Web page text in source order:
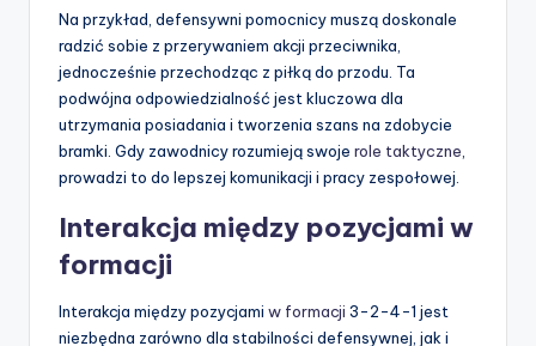
Na przykład, defensywni pomocnicy muszą doskonale
radzić sobie z przerywaniem akcji przeciwnika,
jednocześnie przechodząc z piłką do przodu. Ta
podwójna odpowiedzialność jest kluczowa dla
utrzymania posiadania i tworzenia szans na zdobycie
bramki. Gdy zawodnicy rozumieją swoje role taktyczne
prowadzi to do lepszej komunikacji i pracy zespołowej.
Interakcja między pozycjami w
formacji
Interakcja między pozycjami w formacji 3-2-4-1 jest
niezbędna zarówno dla stabilności defensywnej, jak i